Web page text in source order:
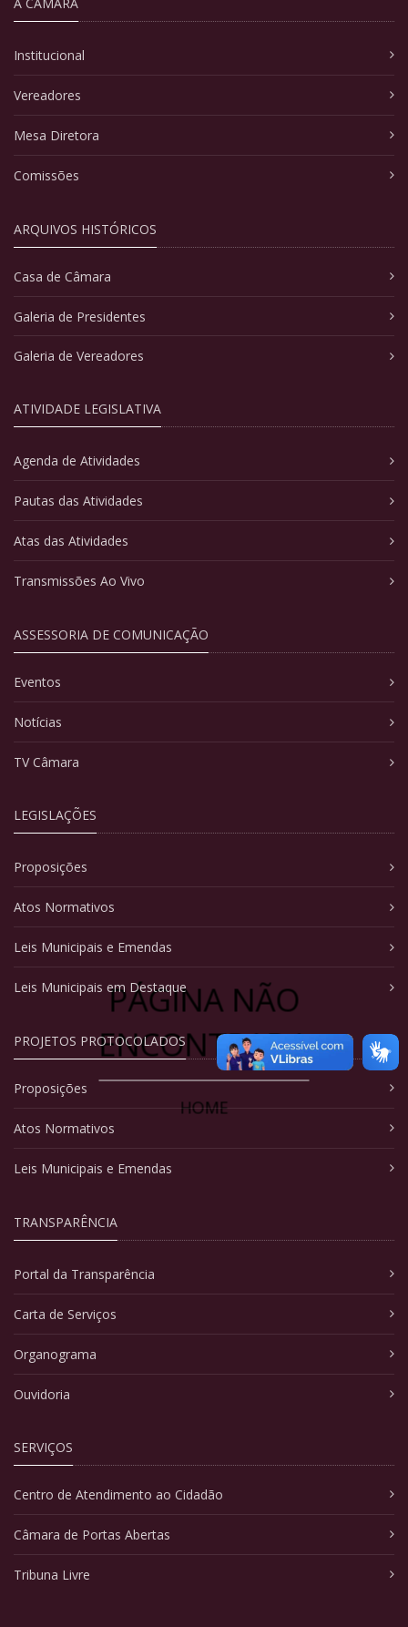
PÁGINA NÃO
ENCONTRADA
HOME
Institucional
Vereadores
Mesa Diretora
Comissões
ARQUIVOS HISTÓRICOS
Casa de Câmara
Galeria de Presidentes
Galeria de Vereadores
ATIVIDADE LEGISLATIVA
Agenda de Atividades
Pautas das Atividades
Atas das Atividades
Transmissões Ao Vivo
ASSESSORIA DE COMUNICAÇÃO
Eventos
Notícias
TV Câmara
LEGISLAÇÕES
Proposições
Atos Normativos
Leis Municipais e Emendas
Leis Municipais em Destaque
PROJETOS PROTOCOLADOS
Proposições
Atos Normativos
Leis Municipais e Emendas
TRANSPARÊNCIA
Portal da Transparência
Carta de Serviços
Organograma
Ouvidoria
SERVIÇOS
Centro de Atendimento ao Cidadão
Câmara de Portas Abertas
Tribuna Livre